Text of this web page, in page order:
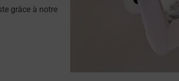
grâce à notre